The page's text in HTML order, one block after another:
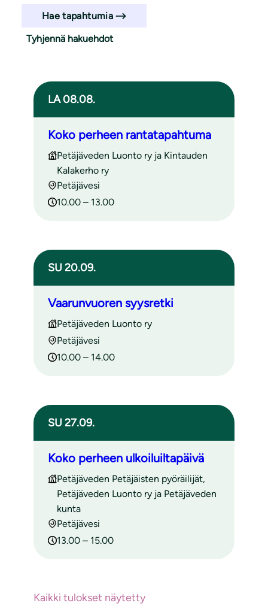
Hae tapahtumia
Tyhjennä hakuehdot
Haun tulokset
LA 08.08.
Koko perheen rantatapahtuma
Petäjäveden Luonto ry ja Kintauden
Kalakerho ry
Petäjävesi
10.00 – 13.00
SU 20.09.
Vaarunvuoren syysretki
Petäjäveden Luonto ry
Petäjävesi
10.00 – 14.00
SU 27.09.
Koko perheen ulkoiluiltapäivä
Petäjäveden Petäjäisten pyöräilijät,
Petäjäveden Luonto ry ja Petäjäveden
kunta
Petäjävesi
13.00 – 15.00
Kaikki tulokset näytetty